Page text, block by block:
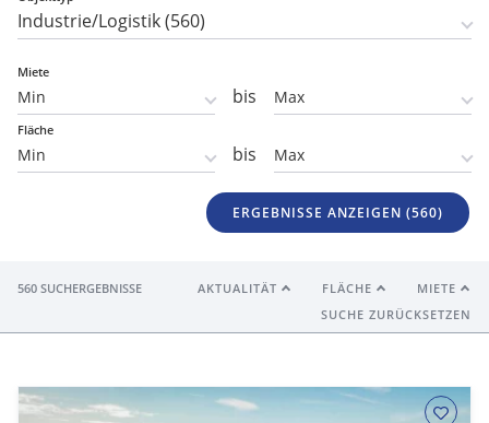
Miete
bis
Fläche
bis
ERGEBNISSE ANZEIGEN (560)
560 SUCHERGEBNISSE AKTUALITÄT FLÄCHE
MIETE
SUCHE ZURÜCKSETZEN